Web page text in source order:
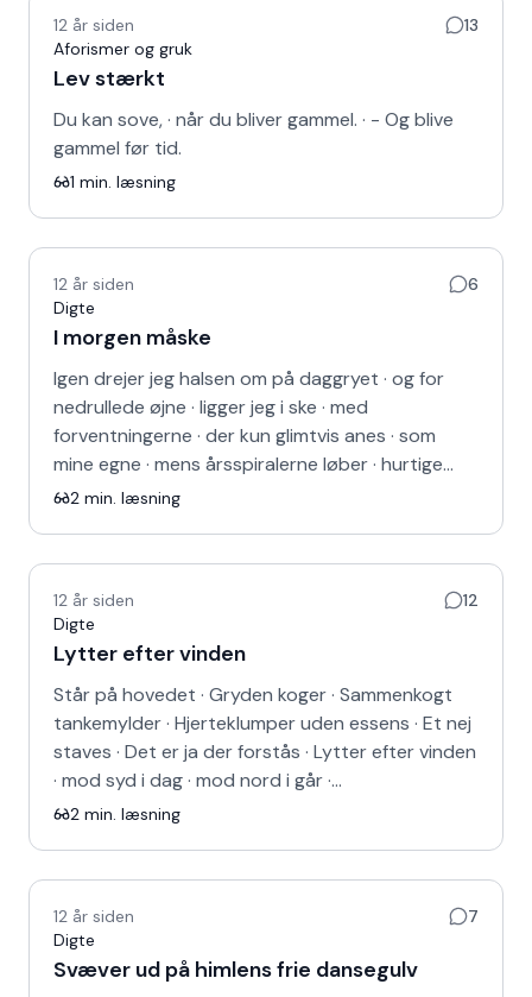
12 år siden
13
Aforismer og gruk
Lev stærkt
Du kan sove, · når du bliver gammel. · - Og blive
gammel før tid.
1 min. læsning
12 år siden
6
Digte
I morgen måske
Igen drejer jeg halsen om på daggryet · og for
nedrullede øjne · ligger jeg i ske · med
forventningerne · der kun glimtvis anes · som
mine egne · mens årsspiralerne løber · hurtige…
2 min. læsning
12 år siden
12
Digte
Lytter efter vinden
Står på hovedet · Gryden koger · Sammenkogt
tankemylder · Hjerteklumper uden essens · Et nej
staves · Det er ja der forstås · Lytter efter vinden
· mod syd i dag · mod nord i går ·…
2 min. læsning
12 år siden
7
Digte
Svæver ud på himlens frie dansegulv